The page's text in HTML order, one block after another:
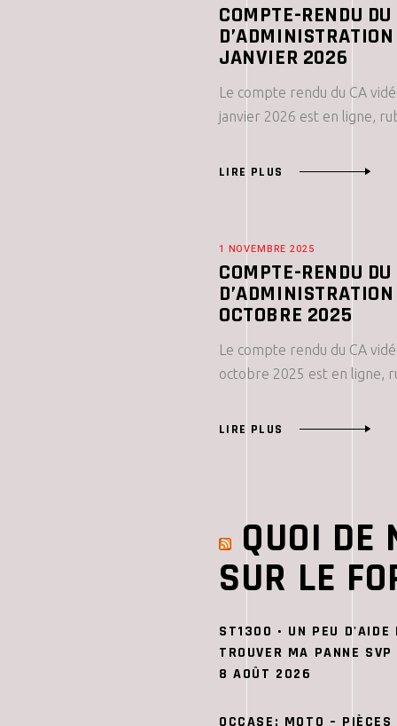
COMPTE-RENDU
JANVIER 2026
Le compte rendu du CA
janvier 2026 est en ligne,
LIRE PLUS
1 NOVEMBRE 2025
COMPTE-RENDU
OCTOBRE 2025
Le compte rendu du CA
octobre 2025 est en ligne,
LIRE PLUS
QUOI DE
SUR LE
ST1300 • UN PEU D'AIDE
TROUVER MA PANNE SVP
8 AOÛT 2026